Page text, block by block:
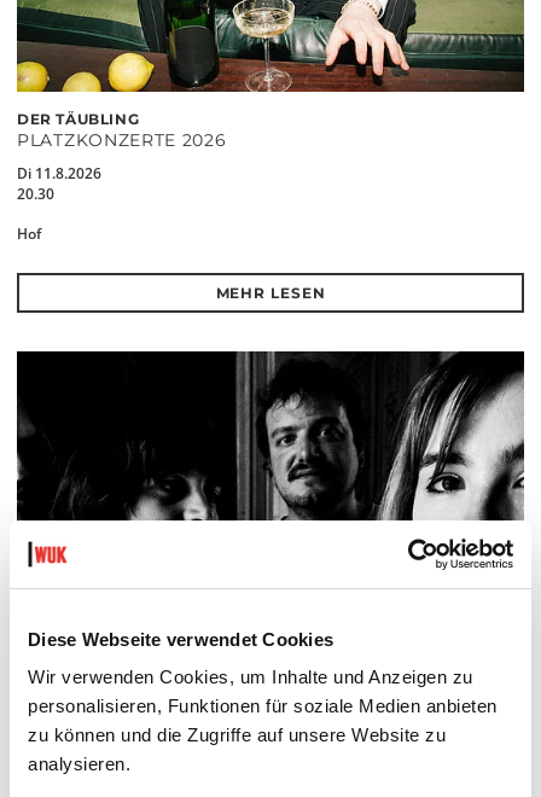
Diese Webseite verwendet Cookies
Wir verwenden Cookies, um Inhalte und Anzeigen zu
personalisieren, Funktionen für soziale Medien anbieten
zu können und die Zugriffe auf unsere Website zu
analysieren.
DER TÄUBLING
PLATZKONZERTE 2026
Di 11.8.2026
20.30
Hof
MEHR LESEN
PALOMA 004
PLATZKONZERTE 2026